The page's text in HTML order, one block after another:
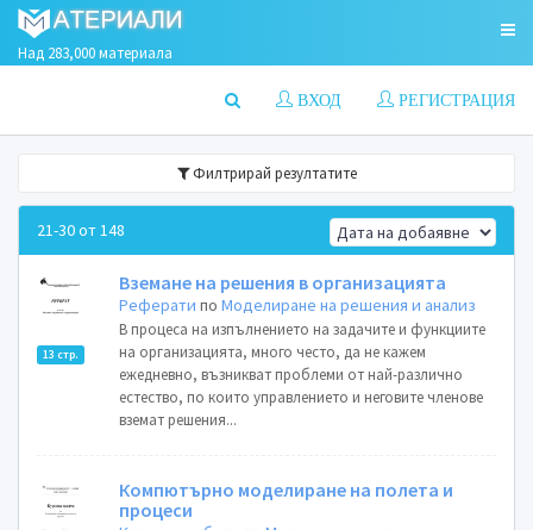
Над 283,000 материала
РЕГИСТРАЦИЯ
ВХОД
Филтрирай резултатите
21-30 от 148
13 стр.
Вземане на решения в организацията
Реферати поМоделиране на решения и анализ
В процеса на изпълнението на задачите и функциите
на организацията, много често, да не кажем
ежедневно, възникват проблеми от най-различно
естество, по които управлението и неговите членове
вземат решения...
Компютърно моделиране на полета и
процеси